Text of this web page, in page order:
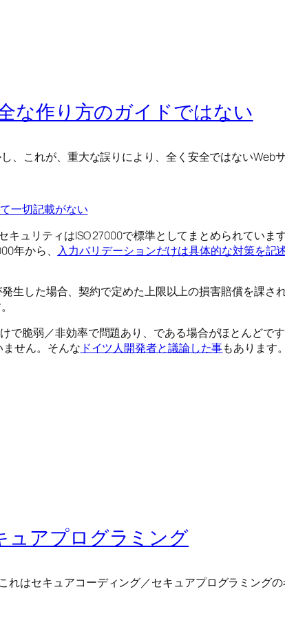
な作り方のガイドではない
、これが、重大な誤りにより、全く安全ではないWeb
一切記載がない
ュリティはISO 27000で標準としてまとめられていま
年から、 入力バリデーションだけは具体的な対策を記
生した場合、契約で定めた上限以上の損害賠償を課さ
脆弱／非効率で問題あり、である場合がほとんどで
せん。そんな ドイツ人開発者と議論した事もあります。
ュアプログラミング
はセキュアコーディング／セキュアプログラミング